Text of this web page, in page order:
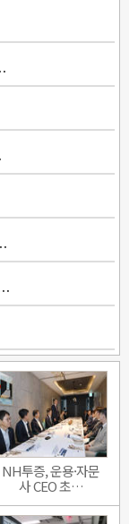
NH투증, 운용·자문
사 CEO 초…